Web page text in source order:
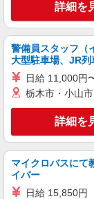
株式会社kotrio /
キー
派遣社員
株式会社kotrio /
詳細を
警備員スタッフ（
大型駐車場、JR列
日給 11,000円
栃木市・小山
詳細を
マイクロバスにて
イバー
日給 15,850円